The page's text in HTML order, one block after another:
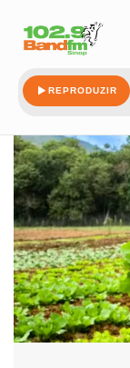
REPRODUZIR